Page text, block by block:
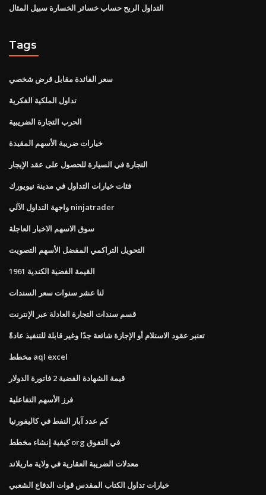
التداول الربح حساب خسائر الخسارة سبيل المثال
Tags
سعر الفائدة مقابل قرض شخصي
تداول الملكية الفكرية
الحرب التجارة الضريبية
خيارات ضريبة الأسهم المقيدة
التجارة في السيارة للحصول على عقد الإيجار
فئات خيارات التداول في مدينة نيويورك
واجهة التداول الآلي ninjatrader
سوق الاسهم الاخبار العاجلة
التحويل التراكمي المفضل الأسهم التصويت
1961 القيمة الفضية الكندية
لنا عشر سنوات سعر السندات
قسم سندات التجارة العادلة عبر الإنترنت
تعتبر عقود الاستلام أو الإجازة شائعة جدًا وغير قابلة للتنفيذ عادةً
مخطط aql excel
قيمة الشهادة الفضية 2 فاتورة الدولار
فرز الأسهم التفاعلية
كم عدد آبار النفط في كاليفورنيا
كيفية إنشاء مخطط org في التفوق
معدلات الضريبة العقارية في ولاية ماريلاند
خيارات تداول الكتاب المقدس قوات الدفاع الشعبي